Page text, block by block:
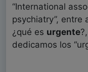
“International
psychiatry”, entre
¿qué es urgente
dedicamos los